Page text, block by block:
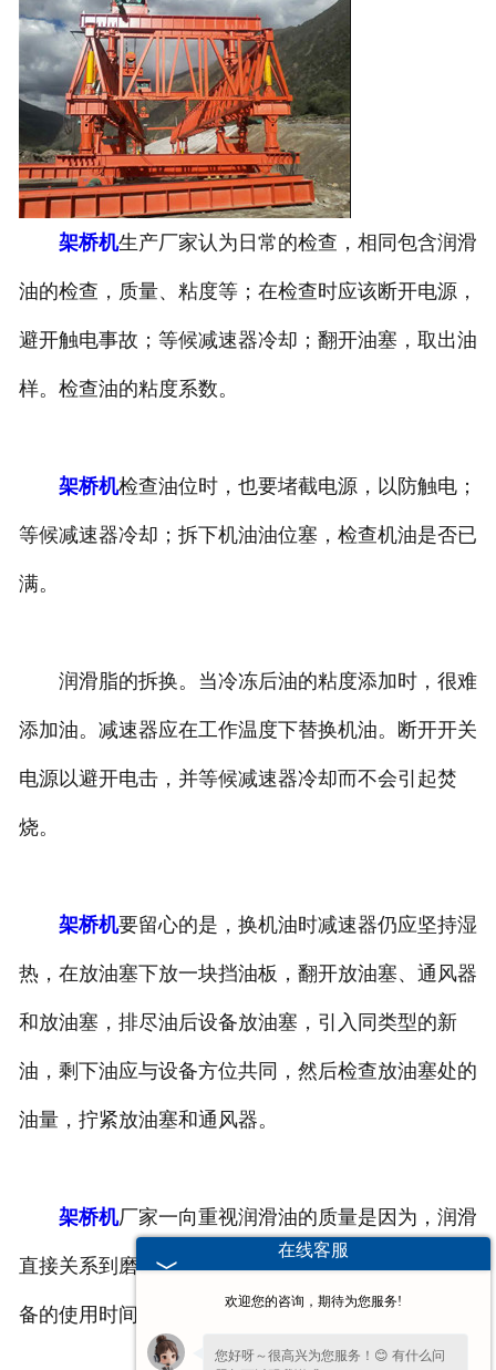
架桥机生产厂家认为日常的检查，相同包含润滑
油的检查，质量、粘度等；在检查时应该断开电源，
避开触电事故；等候减速器冷却；翻开油塞，取出油
样。检查油的粘度系数。
架桥机检查油位时，也要堵截电源，以防触电；
等候减速器冷却；拆下机油油位塞，检查机油是否已
满。
润滑脂的拆换。当冷冻后油的粘度添加时，很难
添加油。减速器应在工作温度下替换机油。断开开关
电源以避开电击，并等候减速器冷却而不会引起焚
烧。
架桥机要留心的是，换机油时减速器仍应坚持湿
热，在放油塞下放一块挡油板，翻开放油塞、通风器
和放油塞，排尽油后设备放油塞，引入同类型的新
油，剩下油应与设备方位共同，然后检查放油塞处的
油量，拧紧放油塞和通风器。
架桥机厂家一向重视润滑油的质量是因为，润滑
直接关系到磨损的，想要削减磨损的程度的，延伸设
备的使用时间，要守时检查润滑油。
在线客服
欢迎您的咨询，期待为您服务!
您好呀～很高兴为您服务！😊 有什么问